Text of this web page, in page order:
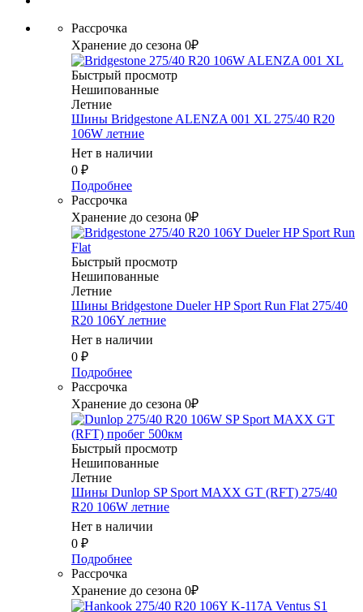
Рассрочка
Хранение до сезона 0₽
Быстрый просмотр
Нешипованные
Летние
Шины Bridgestone ALENZA 001 XL 275/40 R20
106W летние
Нет в наличии
0 ₽
Подробнее
Рассрочка
Хранение до сезона 0₽
Быстрый просмотр
Нешипованные
Летние
Шины Bridgestone Dueler HP Sport Run Flat 275/40
R20 106Y летние
Нет в наличии
0 ₽
Подробнее
Рассрочка
Хранение до сезона 0₽
Быстрый просмотр
Нешипованные
Летние
Шины Dunlop SP Sport MAXX GT (RFT) 275/40
R20 106W летние
Нет в наличии
0 ₽
Подробнее
Рассрочка
Хранение до сезона 0₽